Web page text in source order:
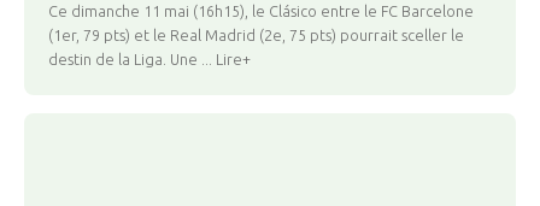
Ce dimanche 11 mai (16h15), le Clásico entre le FC Barcelone
(1er, 79 pts) et le Real Madrid (2e, 75 pts) pourrait sceller le
destin de la Liga. Une ... Lire+